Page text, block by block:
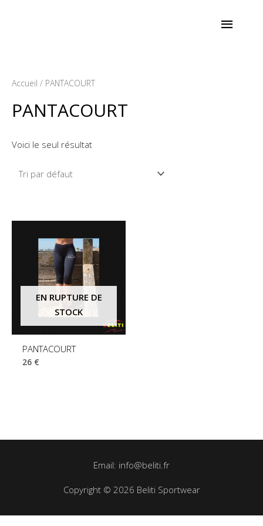
Menu
Accueil / PANTACOURT
PANTACOURT
Voici le seul résultat
EN RUPTURE DE
STOCK
PANTACOURT
26 €
Email: info@beliti.fr
Copyright © 2026 Beliti Sportwear